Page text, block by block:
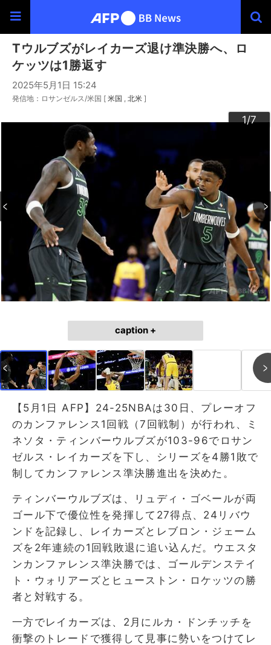
Tウルブズがレイカーズ退け準決勝へ、ロ
ケッツは1勝返す
2025年5月1日 15:24
発信地：ロサンゼルス/米国 [ 米国 北米 ]
1/7
2/7
3/7
4/7
5/7
6/7
7/7
caption +
【5月1日 AFP】24-25NBAは30日、プレーオフ
のカンファレンス1回戦（7回戦制）が行われ、ミ
ネソタ・ティンバーウルブズが103-96でロサン
ゼルス・レイカーズを下し、シリーズを4勝1敗で
制してカンファレンス準決勝進出を決めた。
ティンバーウルブズは、リュディ・ゴベールが両
ゴール下で優位性を発揮して27得点、24リバウ
ンドを記録し、レイカーズとレブロン・ジェーム
ズを2年連続の1回戦敗退に追い込んだ。ウエスタ
ンカンファレンス準決勝では、ゴールデンステイ
ト・ウォリアーズとヒューストン・ロケッツの勝
者と対戦する。
一方でレイカーズは、2月にルカ・ドンチッチを
衝撃のトレードで獲得して見事に勢いをつけてレ